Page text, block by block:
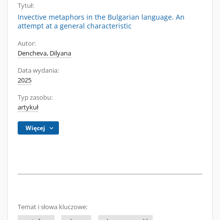
Tytuł:
Invective metaphors in the Bulgarian language. An
attempt at a general characteristic
Autor:
Dencheva, Dilyana
Data wydania:
2025
Typ zasobu:
artykuł
Więcej
Temat i słowa kluczowe: